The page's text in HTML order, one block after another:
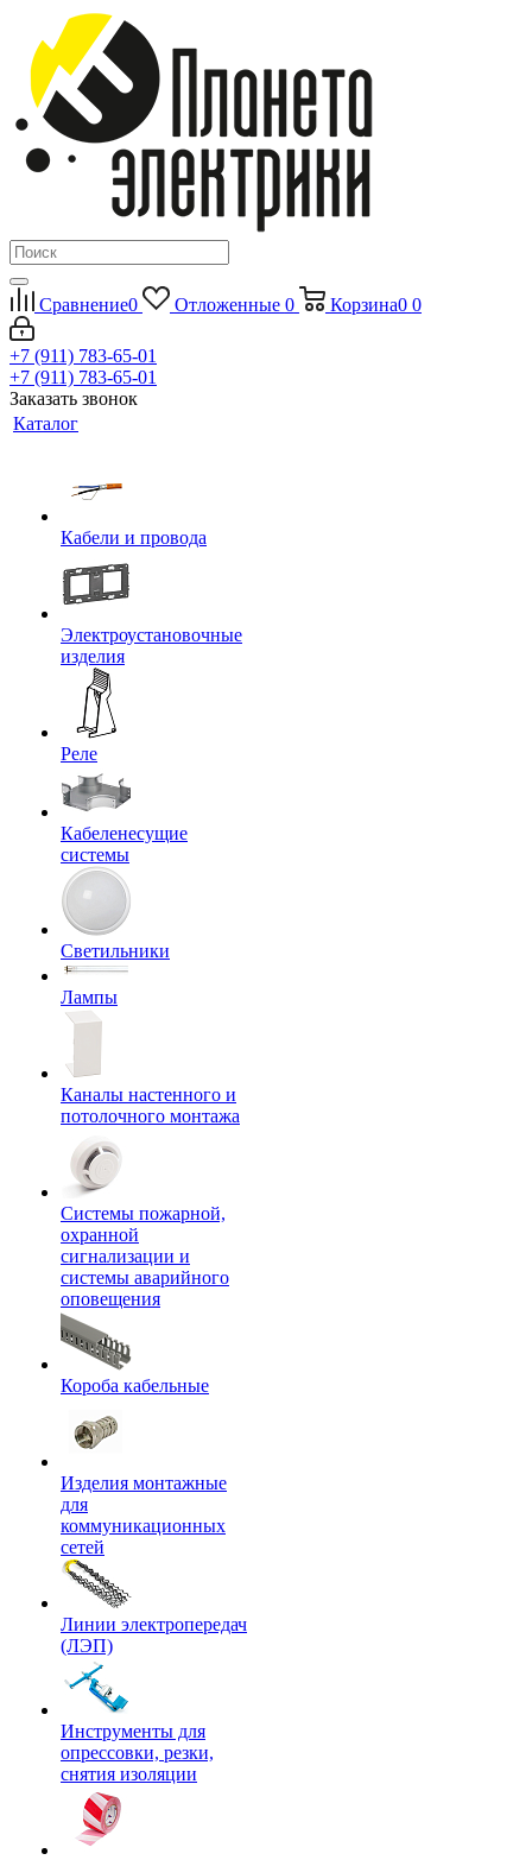
Сравнение0 Отложенные 0 Корзина0 0
+7 (911) 783-65-01
+7 (911) 783-65-01
Заказать звонок
Каталог
Кабели и провода
Электроустановочные
изделия
Реле
Кабеленесущие
системы
Светильники
Лампы
Каналы настенного и
потолочного монтажа
Системы пожарной,
охранной
сигнализации и
системы аварийного
оповещения
Короба кабельные
Изделия монтажные
для
коммуникационных
сетей
Линии электропередач
(ЛЭП)
Инструменты для
опрессовки, резки,
снятия изоляции